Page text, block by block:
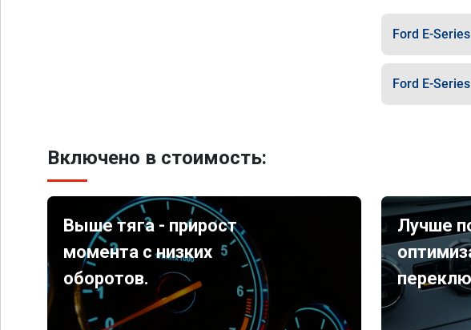
Ford E-
Ford E-
Включено в стоимость:
Выше тяга - прирост
момента с низких
оборотов.
Лучше